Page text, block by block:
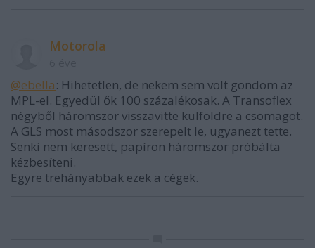
Motorola
@ebella: Hihetetlen, de nekem sem volt gondom az
MPL-el. Egyedül ők 100 százalékosak. A Transoflex
négyből háromszor visszavitte külföldre a csomagot.
A GLS most másodszor szerepelt le, ugyanezt tette.
Senki nem keresett, papíron háromszor próbálta
kézbesíteni.
Egyre trehányabbak ezek a cégek.